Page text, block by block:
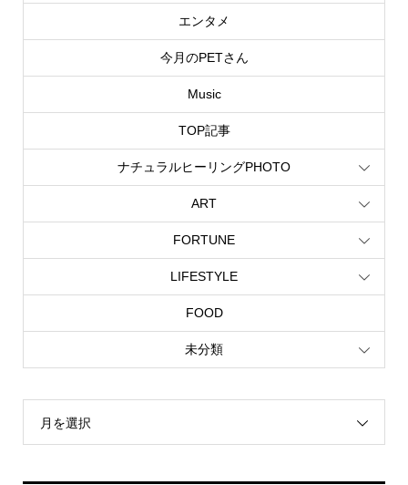
エンタメ
今月のPETさん
Music
TOP記事
ナチュラルヒーリングPHOTO
ART
FORTUNE
LIFESTYLE
FOOD
未分類
月を選択